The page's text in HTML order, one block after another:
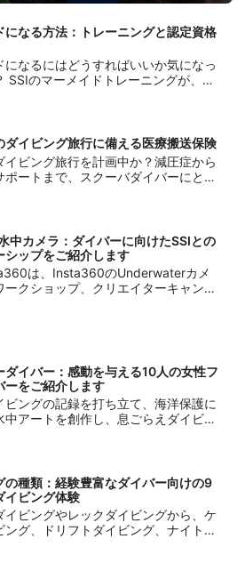
になる方法：トレーニングと認定資格
になるにはどうすればいいか気になっ
SSIのマーメイドトレーニングが、尾
の取得をどのようにサポートするか学
ダイビング旅行に備える医療搬送保険
イビング旅行を計画中か？減圧症から
ポートまで、スクーバダイバーにとっ
中カメラ：ダイバーに向けたSSIとの
シップをご紹介します
は、Insta360のUnderwaterカメ
ークショップ、クリエイターキャンペ
バーに提供するパートナーシップを発
ダイバー：感動を与える10人の女性フ
ーをご紹介します
ビングの記録を打ち立て、海洋保護に
中アートを創作し、息ごらえダイビン
ーたちを紹介する。
の種類：経験豊富なダイバー向けの9
イビング体験
イビングやレックダイビングから、ケ
ング、ドリフトダイビング、ナイトダ
中写真撮影に至るまで、経験豊富なダ